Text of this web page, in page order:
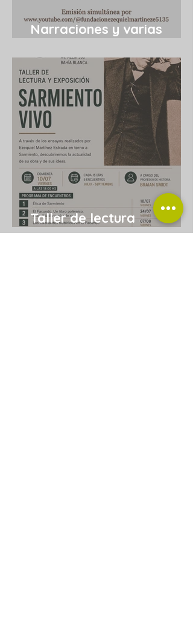
Narraciones y varias
Taller de lectura
“Sarmiento vivo”